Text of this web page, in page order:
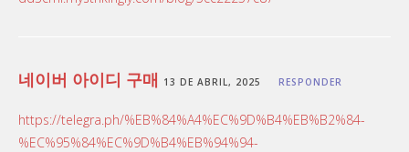
네이버 아이디 구매 13 DE ABRIL, 2025 RESPONDER
https://telegra.ph/%EB%84%A4%EC%9D%B4%EB%B2%84-
%EC%95%84%EC%9D%B4%EB%94%94-